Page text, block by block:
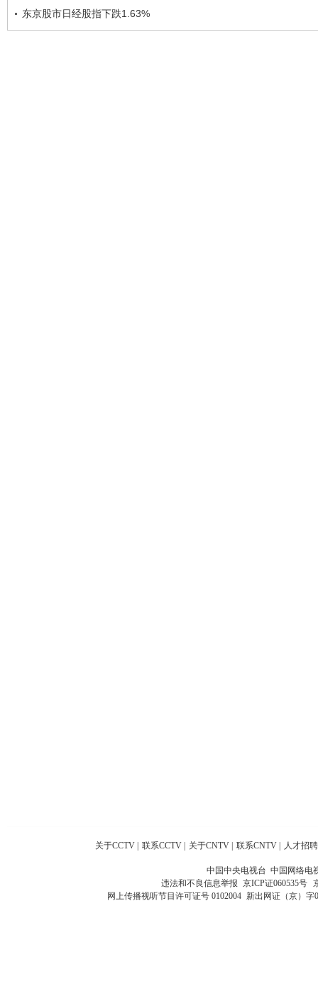
东京股市日经股指下跌1.63%
关于CCTV 联系CCTV 关于CNTV 联系CNTV 人才招聘
中国中央电视台 中国网络电
违法和不良信息举报 京ICP证060535号
网上传播视听节目许可证号 0102004 新出网证（京）